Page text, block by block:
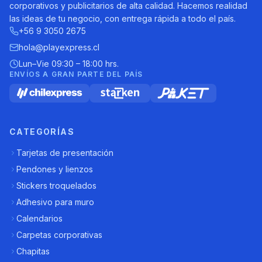
corporativos y publicitarios de alta calidad. Hacemos realidad
las ideas de tu negocio, con entrega rápida a todo el país.
+56 9 3050 2675
hola@playexpress.cl
Lun–Vie 09:30 – 18:00 hrs.
ENVÍOS A GRAN PARTE DEL PAÍS
CATEGORÍAS
Tarjetas de presentación
Pendones y lienzos
Stickers troquelados
Adhesivo para muro
Calendarios
Carpetas corporativas
Chapitas